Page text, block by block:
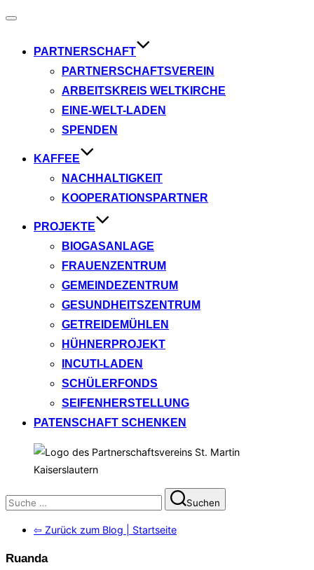
Navigation
PARTNERSCHAFT
PARTNERSCHAFTSVEREIN
ARBEITSKREIS WELTKIRCHE
EINE-WELT-LADEN
SPENDEN
KAFFEE
NACHHALTIGKEIT
KOOPERATIONSPARTNER
PROJEKTE
BIOGASANLAGE
FRAUENZENTRUM
GEMEINDEZENTRUM
GESUNDHEITSZENTRUM
GETREIDEMÜHLEN
HÜHNERPROJEKT
INCUTI-LADEN
SCHÜLERFONDS
SEIFENHERSTELLUNG
PATENSCHAFT SCHENKEN
Suchen
nach:
Suchen
⇦ Zurück zum Blog | Startseite
Ruanda